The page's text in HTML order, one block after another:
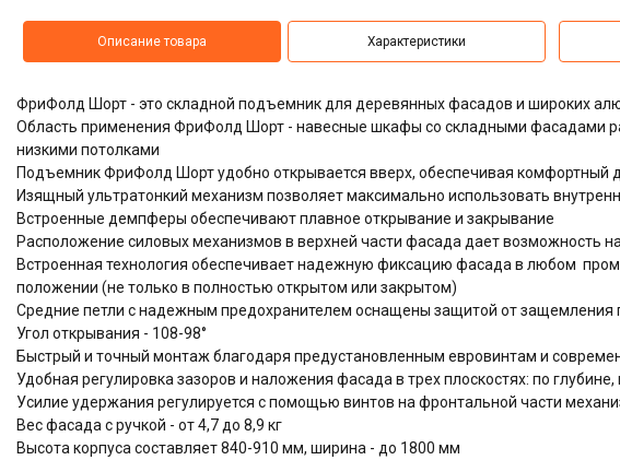
Описание товара Характеристики
ФриФолд Шорт - это складной подъемник для деревянных фасадов и широких
Область применения ФриФолд Шорт - навесные шкафы со складными фасадами
низкими потолками
Подъемник ФриФолд Шорт удобно открывается вверх, обеспечивая комфортный
Изящный ультратонкий механизм позволяет максимально использовать
Встроенные демпферы обеспечивают плавное открывание и закрывание
Расположение силовых механизмов в верхней части фасада дает возможность
Встроенная технология обеспечивает надежную фиксацию фасада в любом
положении (не только в полностью открытом или закрытом)
Средние петли с надежным предохранителем оснащены защитой от защемления
Угол открывания - 108-98°
Быстрый и точный монтаж благодаря предустановленным евровинтам и
Удобная регулировка зазоров и наложения фасада в трех плоскостях: по
Усилие удержания регулируется с помощью винтов на фронтальной части
Вес фасада с ручкой - от 4,7 до 8,9 кг
Высота корпуса составляет 840-910 мм, ширина - до 1800 мм